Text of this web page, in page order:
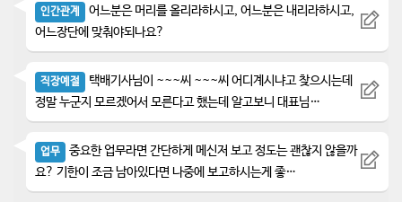
인간관계
어느분은 머리를 올리라하시고, 어느분은 내리라하시고,
어느장단에 맞춰야되나요?
직장예절
택배기사님이 ~~~씨 ~~~씨 어디계시냐고 찾으시는데
정말 누군지 모르겠어서 모른다고 했는데 알고보니 대표님…
업무
중요한 업무라면 간단하게 메신저 보고 정도는 괜찮지 않을까
요? 기한이 조금 남아있다면 나중에 보고하시는게 좋…